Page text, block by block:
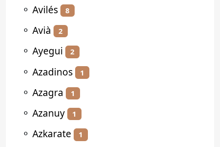
⚬ Avilés 8
⚬ Avià 2
⚬ Ayegui 2
⚬ Azadinos 1
⚬ Azagra 1
⚬ Azanuy 1
⚬ Azkarate 1